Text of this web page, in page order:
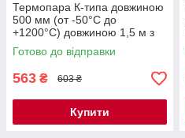
Термопара К-типа довжиною
500 мм (от -50°C до
+1200°C) довжиною 1,5 м з
сталевим щупом
Готово до відправки
563 ₴ 603 ₴
Купити